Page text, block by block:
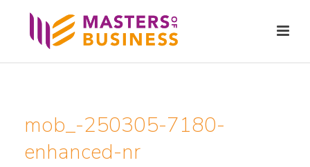
mob_-250305-7180-
enhanced-nr